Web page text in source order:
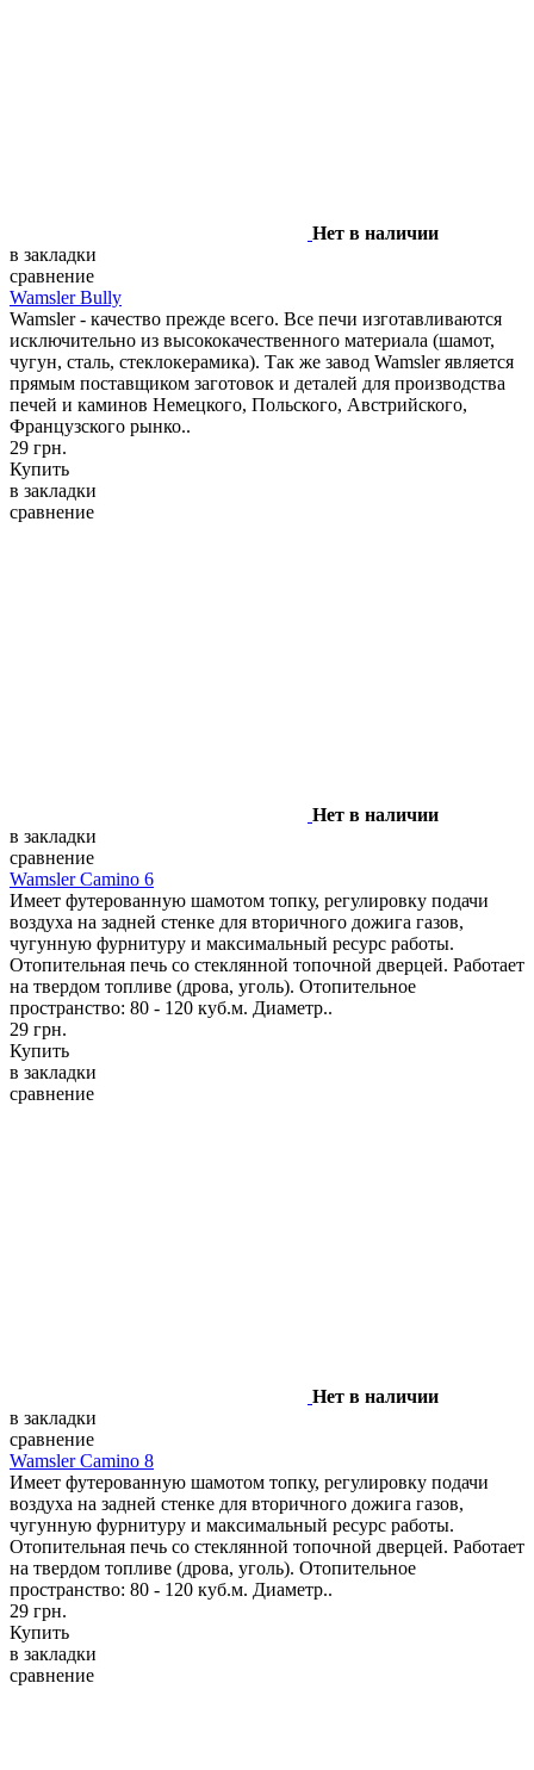
Нет в наличии
в закладки
сравнение
Wamsler Bully
Wamsler - качество прежде всего. Все печи изготавливаются
исключительно из высококачественного материала (шамот,
чугун, сталь, стеклокерамика). Так же завод Wamsler является
прямым поставщиком заготовок и деталей для производства
печей и каминов Немецкого, Польского, Австрийского,
Французского рынко..
29 грн.
Купить
в закладки
сравнение
Нет в наличии
в закладки
сравнение
Wamsler Camino 6
Имеет футерованную шамотом топку, регулировку подачи
воздуха на задней стенке для вторичного дожига газов,
чугунную фурнитуру и максимальный ресурс работы.
Отопительная печь со стеклянной топочной дверцей. Работает
на твердом топливе (дрова, уголь). Отопительное
пространство: 80 - 120 куб.м. Диаметр..
29 грн.
Купить
в закладки
сравнение
Нет в наличии
в закладки
сравнение
Wamsler Camino 8
Имеет футерованную шамотом топку, регулировку подачи
воздуха на задней стенке для вторичного дожига газов,
чугунную фурнитуру и максимальный ресурс работы.
Отопительная печь со стеклянной топочной дверцей. Работает
на твердом топливе (дрова, уголь). Отопительное
пространство: 80 - 120 куб.м. Диаметр..
29 грн.
Купить
в закладки
сравнение